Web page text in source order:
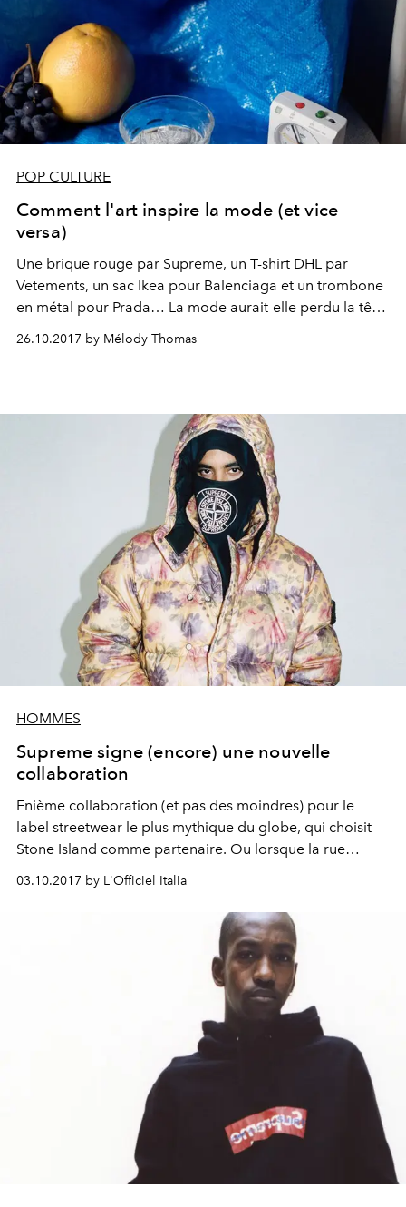
POP CULTURE
Comment l'art inspire la mode (et vice
versa)
Une brique rouge par Supreme, un T-shirt DHL par
Vetements, un sac Ikea pour Balenciaga et un trombone
en métal pour Prada… La mode aurait-elle perdu la tête
? C’est peut-être dans l’art qu’on peut trouver la
26.10.2017 by Mélody Thomas
HOMMES
Supreme signe (encore) une nouvelle
collaboration
Enième collaboration (et pas des moindres) pour le
label streetwear le plus mythique du globe, qui choisit
Stone Island comme partenaire. Ou lorsque la rue
rencontre la technique.
03.10.2017 by L'Officiel Italia